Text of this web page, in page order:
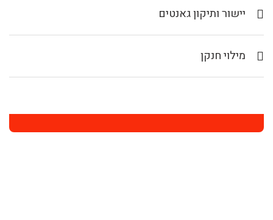
יישור ותיקון גאנטים
מילוי חנקן